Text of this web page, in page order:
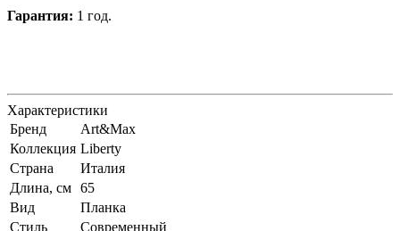
Гарантия: 1 год.
Характеристики
Бренд
Art&Max
Коллекция Liberty
Страна
Италия
Длина, см 65
Вид
Планка
Стиль
Современный